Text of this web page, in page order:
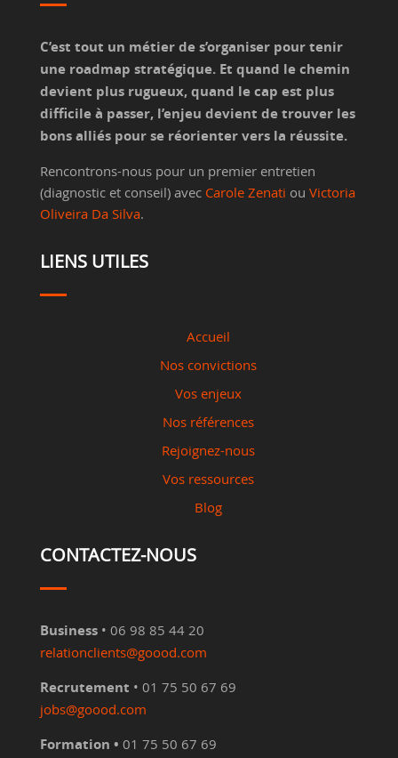
C’est tout un métier de s’organiser pour tenir
une roadmap stratégique. Et quand le chemin
devient plus rugueux, quand le cap est plus
difficile à passer, l’enjeu devient de trouver les
bons alliés pour se réorienter vers la réussite.
Rencontrons-nous pour un premier entretien
(diagnostic et conseil) avec Carole Zenati ou Victoria
Oliveira Da Silva.
LIENS UTILES
Accueil
Nos convictions
Vos enjeux
Nos références
Rejoignez-nous
Vos ressources
Blog
CONTACTEZ-NOUS
Business • 06 98 85 44 20
relationclients@goood.com
Recrutement • 01 75 50 67 69
jobs@goood.com
Formation • 01 75 50 67 69